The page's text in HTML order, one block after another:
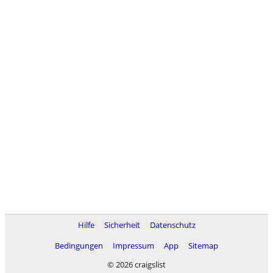
Hilfe Sicherheit
Datenschutz
Bedingungen
Impressum App
Sitemap
© 2026 craigslist